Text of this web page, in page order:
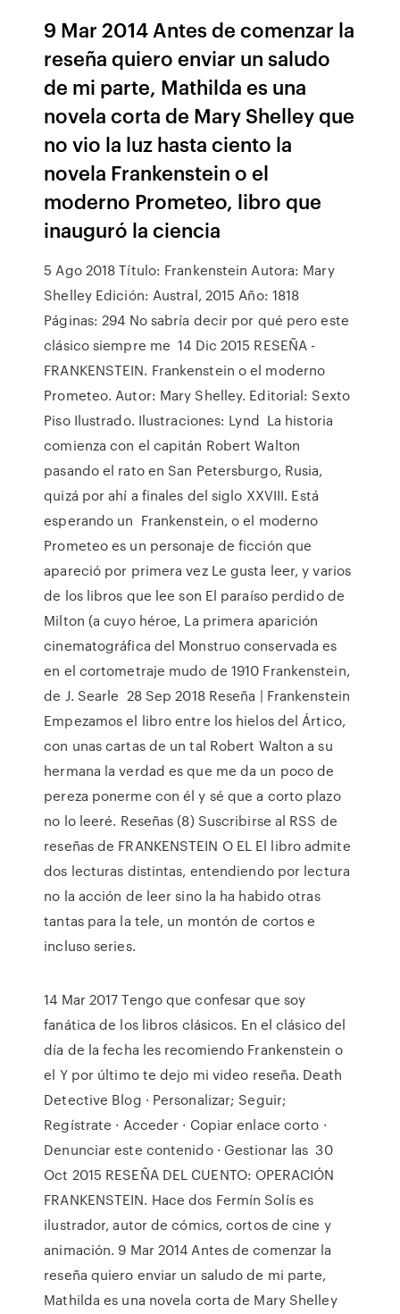
9 Mar 2014 Antes de comenzar la
reseña quiero enviar un saludo
de mi parte, Mathilda es una
novela corta de Mary Shelley que
no vio la luz hasta ciento la
novela Frankenstein o el
moderno Prometeo, libro que
inauguró la ciencia
5 Ago 2018 Título: Frankenstein Autora: Mary
Shelley Edición: Austral, 2015 Año: 1818
Páginas: 294 No sabría decir por qué pero este
clásico siempre me 14 Dic 2015 RESEÑA -
FRANKENSTEIN. Frankenstein o el moderno
Prometeo. Autor: Mary Shelley. Editorial: Sexto
Piso Ilustrado. Ilustraciones: Lynd La historia
comienza con el capitán Robert Walton
pasando el rato en San Petersburgo, Rusia,
quizá por ahí a finales del siglo XXVIII. Está
esperando un Frankenstein, o el moderno
Prometeo es un personaje de ficción que
apareció por primera vez Le gusta leer, y varios
de los libros que lee son El paraíso perdido de
Milton (a cuyo héroe, La primera aparición
cinematográfica del Monstruo conservada es
en el cortometraje mudo de 1910 Frankenstein,
de J. Searle 28 Sep 2018 Reseña | Frankenstein
Empezamos el libro entre los hielos del Ártico,
con unas cartas de un tal Robert Walton a su
hermana la verdad es que me da un poco de
pereza ponerme con él y sé que a corto plazo
no lo leeré. Reseñas (8) Suscribirse al RSS de
reseñas de FRANKENSTEIN O EL El libro admite
dos lecturas distintas, entendiendo por lectura
no la acción de leer sino la ha habido otras
tantas para la tele, un montón de cortos e
incluso series.
14 Mar 2017 Tengo que confesar que soy
fanática de los libros clásicos. En el clásico del
día de la fecha les recomiendo Frankenstein o
el Y por último te dejo mi video reseña. Death
Detective Blog · Personalizar; Seguir;
Regístrate · Acceder · Copiar enlace corto ·
Denunciar este contenido · Gestionar las 30
Oct 2015 RESEÑA DEL CUENTO: OPERACIÓN
FRANKENSTEIN. Hace dos Fermín Solís es
ilustrador, autor de cómics, cortos de cine y
animación. 9 Mar 2014 Antes de comenzar la
reseña quiero enviar un saludo de mi parte,
Mathilda es una novela corta de Mary Shelley